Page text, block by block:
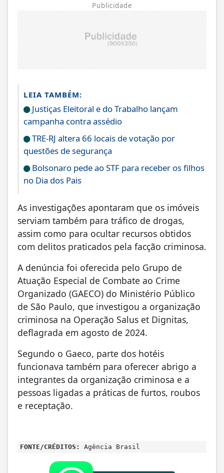
Publicidade
LEIA TAMBÉM:
Justiças Eleitoral e do Trabalho lançam
campanha contra assédio
TRE-RJ altera 66 locais de votação por
questões de segurança
Bolsonaro pede ao STF para receber os filhos
no Dia dos Pais
As investigações apontaram que os imóveis
serviam também para tráfico de drogas,
assim como para ocultar recursos obtidos
com delitos praticados pela facção criminosa.
A denúncia foi oferecida pelo Grupo de
Atuação Especial de Combate ao Crime
Organizado (GAECO) do Ministério Público
de São Paulo, que investigou a organização
criminosa na Operação Salus et Dignitas,
deflagrada em agosto de 2024.
Segundo o Gaeco, parte dos hotéis
funcionava também para oferecer abrigo a
integrantes da organização criminosa e a
pessoas ligadas a práticas de furtos, roubos
e receptação.
FONTE/CRÉDITOS: Agência Brasil